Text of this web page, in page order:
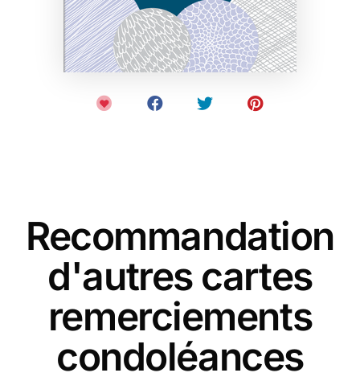
Recommandation
d'autres cartes
remerciements
condoléances